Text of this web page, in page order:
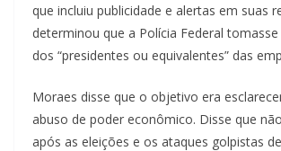
que incluiu publicidade e alertas em suas
determinou que a Polícia Federal
dos “presidentes ou equivalentes” das
Moraes disse que o objetivo era
abuso de poder econômico. Disse que
após as eleições e os ataques golpistas